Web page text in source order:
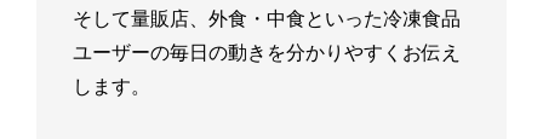
そして量販店、外食・中食といった冷凍食品
ユーザーの毎日の動きを分かりやすくお伝え
します。